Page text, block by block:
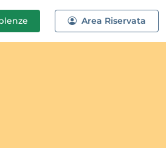
Area Riservata